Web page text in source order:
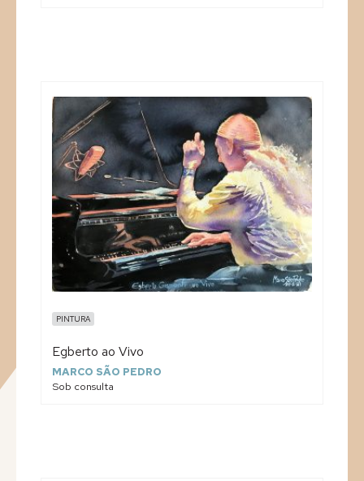
PINTURA
Egberto ao Vivo
MARCO SÃO PEDRO
Sob consulta